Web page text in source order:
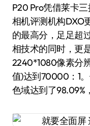
P20 Pro凭借莱卡
相机评测机构DXO
的最高分，足足超
相技术的同时，更
2240*1080像素分
值)达到70000：1
色域达到了98.09%